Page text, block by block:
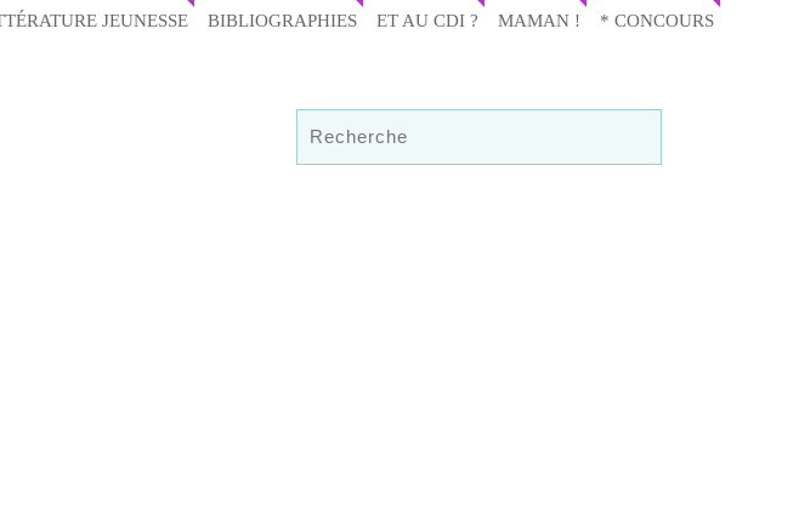
JEUNESSE BIBLIOGRAPHIES ET AU CDI ? MAMAN ! * CONCOURS